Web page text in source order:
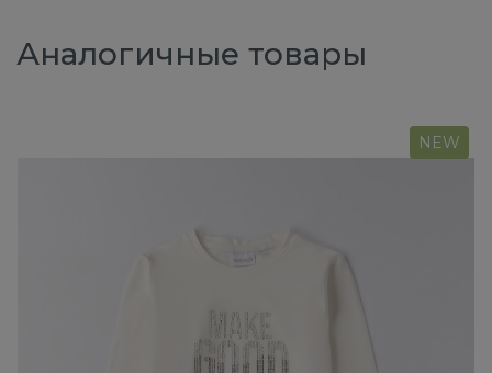
Аналогичные товары
NEW